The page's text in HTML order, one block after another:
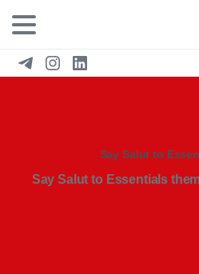
Say Salut to
Say Salut to Essentials